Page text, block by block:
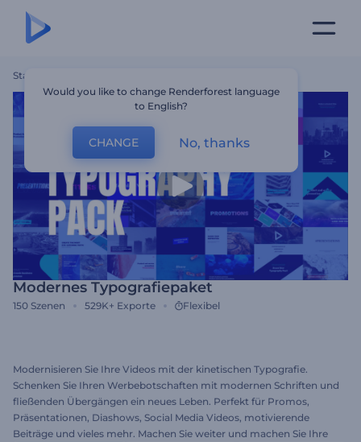
Startseite
Modernes Typografiepaket
150 Szenen 529K+ Exporte Flexibel
Modernisieren Sie Ihre Videos mit der kinetischen Typografie.
Schenken Sie Ihren Werbebotschaften mit modernen Schriften und
fließenden Übergängen ein neues Leben. Perfekt für Promos,
Präsentationen, Diashows, Social Media Videos, motivierende
Beiträge und vieles mehr. Machen Sie weiter und machen Sie Ihre
Would you like to change Renderforest language
to English?
CHANGE No, thanks